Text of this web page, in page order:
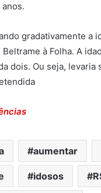
gradativamente a
à Folha. A
dois. Ou seja, levaria
aumentar
idosos